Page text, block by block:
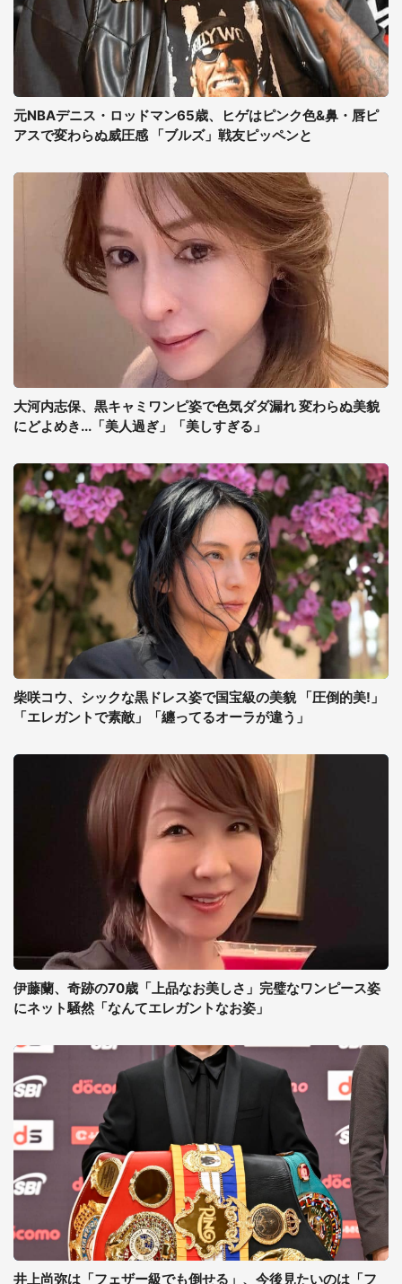
元NBAデニス・ロッドマン65歳、ヒゲはピンク色&鼻・唇ピ
アスで変わらぬ威圧感 「ブルズ」戦友ピッペンと
大河内志保、黒キャミワンピ姿で色気ダダ漏れ 変わらぬ美貌
にどよめき...「美人過ぎ」「美しすぎる」
柴咲コウ、シックな黒ドレス姿で国宝級の美貌 「圧倒的美!」
「エレガントで素敵」「纏ってるオーラが違う」
伊藤蘭、奇跡の70歳「上品なお美しさ」完璧なワンピース姿
にネット騒然「なんてエレガントなお姿」
井上尚弥は「フェザー級でも倒せる」、今後見たいのは「フ